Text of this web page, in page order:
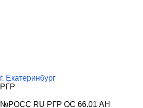
г. Екатеринбург
РГР
№РОСС RU РГР ОС 66.01 АН